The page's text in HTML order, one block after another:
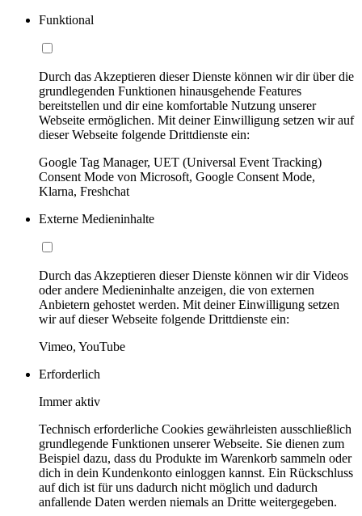
Funktional
Durch das Akzeptieren dieser Dienste können wir dir über die
grundlegenden Funktionen hinausgehende Features
bereitstellen und dir eine komfortable Nutzung unserer
Webseite ermöglichen. Mit deiner Einwilligung setzen wir auf
dieser Webseite folgende Drittdienste ein:
Google Tag Manager, UET (Universal Event Tracking)
Consent Mode von Microsoft, Google Consent Mode,
Klarna, Freshchat
Externe Medieninhalte
Durch das Akzeptieren dieser Dienste können wir dir Videos
oder andere Medieninhalte anzeigen, die von externen
Anbietern gehostet werden. Mit deiner Einwilligung setzen
wir auf dieser Webseite folgende Drittdienste ein:
Vimeo, YouTube
Erforderlich
Immer aktiv
Technisch erforderliche Cookies gewährleisten ausschließlich
grundlegende Funktionen unserer Webseite. Sie dienen zum
Beispiel dazu, dass du Produkte im Warenkorb sammeln oder
dich in dein Kundenkonto einloggen kannst. Ein Rückschluss
auf dich ist für uns dadurch nicht möglich und dadurch
anfallende Daten werden niemals an Dritte weitergegeben.